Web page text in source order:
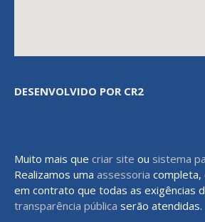
DESENVOLVIDO POR CR2
Muito mais que criar site ou sistema
Realizamos uma assessoria completa,
em contrato que todas as exigências
transparência pública serão atendidas.